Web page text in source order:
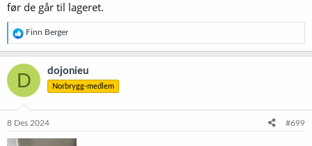
før de går til lageret.
R
e
a
k
s
j
o
e
Finn Berger
D dojonieu
Norbrygg-medlem
8 Des 2024 #699